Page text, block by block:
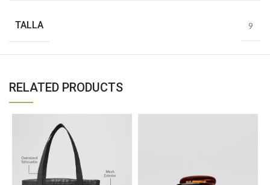
TALLA 9
RELATED PRODUCTS